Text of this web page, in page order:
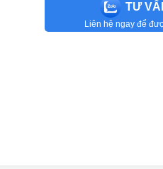
TƯ
Liên hệ ngay để